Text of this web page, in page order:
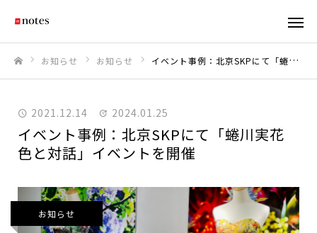
お知らせ お知らせ イベント事例：北京SKPにて「蜷川実花 色と対話」イベントを開催
2021.12.14 2024.01.25
イベント事例：北京SKPにて「蜷川実花
色と対話」イベントを開催
お知らせ